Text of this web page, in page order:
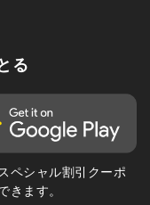
る
ペシャル割引クーポ
きます。